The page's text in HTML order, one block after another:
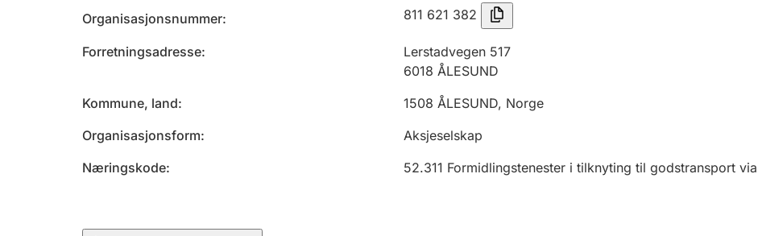
Organisasjonsnummer 811 621 382
Forretningsadresse
Lerstadvegen 517
6018 ÅLESUND
Kommune, land
1508 ÅLESUND, Norge
Organisasjonsform
Aksjeselskap
Næringskode
52.311 Formidlingstenester i tilknyting til godstransport